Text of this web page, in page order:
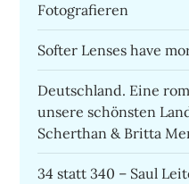
Fotografieren
Softer Lenses have
Deutschland. Eine
unsere schönsten
Scherthan & Britta
34 statt 340 – Saul